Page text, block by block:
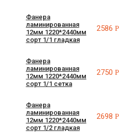
Фанера
ламинированная
12мм 1220*2440мм
сорт 1/1 гладкая
2586Р
Фанера
ламинированная
12мм 1220*2440мм
сорт 1/1 сетка
2750Р
Фанера
ламинированная
12мм 1220*2440мм
сорт 1/2 гладкая
2698Р